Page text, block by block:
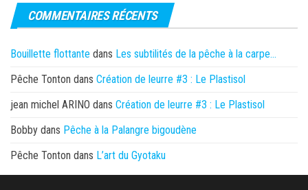
COMMENTAIRES RÉCENTS
Bouillette flottante dans Les subtilités de la pêche à la carpe…
Pêche Tonton dans Création de leurre #3 : Le Plastisol
jean michel ARINO dans Création de leurre #3 : Le Plastisol
Bobby dans Pêche à la Palangre bigoudène
Pêche Tonton dans L’art du Gyotaku